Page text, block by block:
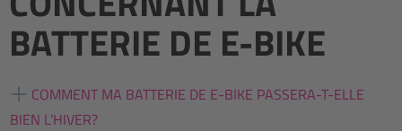
BATTERIE DE E-BIKE
COMMENT MA BATTERIE DE E-BIKE PASSERA-T-ELLE
BIEN L’HIVER?